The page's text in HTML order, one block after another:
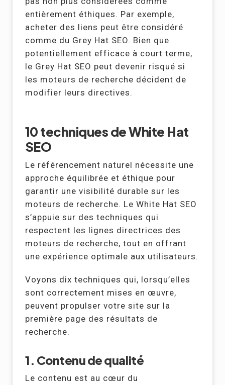
entièrement éthiques. Par exemple,
acheter des liens peut être considéré
comme du Grey Hat SEO. Bien que
potentiellement efficace à court terme,
le Grey Hat SEO peut devenir risqué si
les moteurs de recherche décident de
modifier leurs directives.
10 techniques de White Hat
SEO
Le référencement naturel nécessite une
approche équilibrée et éthique pour
garantir une visibilité durable sur les
moteurs de recherche. Le White Hat SEO
s’appuie sur des techniques qui
respectent les lignes directrices des
moteurs de recherche, tout en offrant
une expérience optimale aux utilisateurs.
Voyons dix techniques qui, lorsqu’elles
sont correctement mises en œuvre,
peuvent propulser votre site sur la
première page des résultats de
recherche.
1. Contenu de qualité
Le contenu est au cœur du